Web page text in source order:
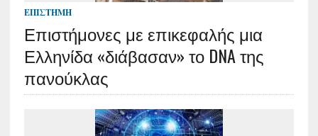
ΕΠΙΣΤΉΜΗ
Επιστήμονες με επικεφαλής μια
Ελληνίδα «διάβασαν» το DNA της
πανούκλας